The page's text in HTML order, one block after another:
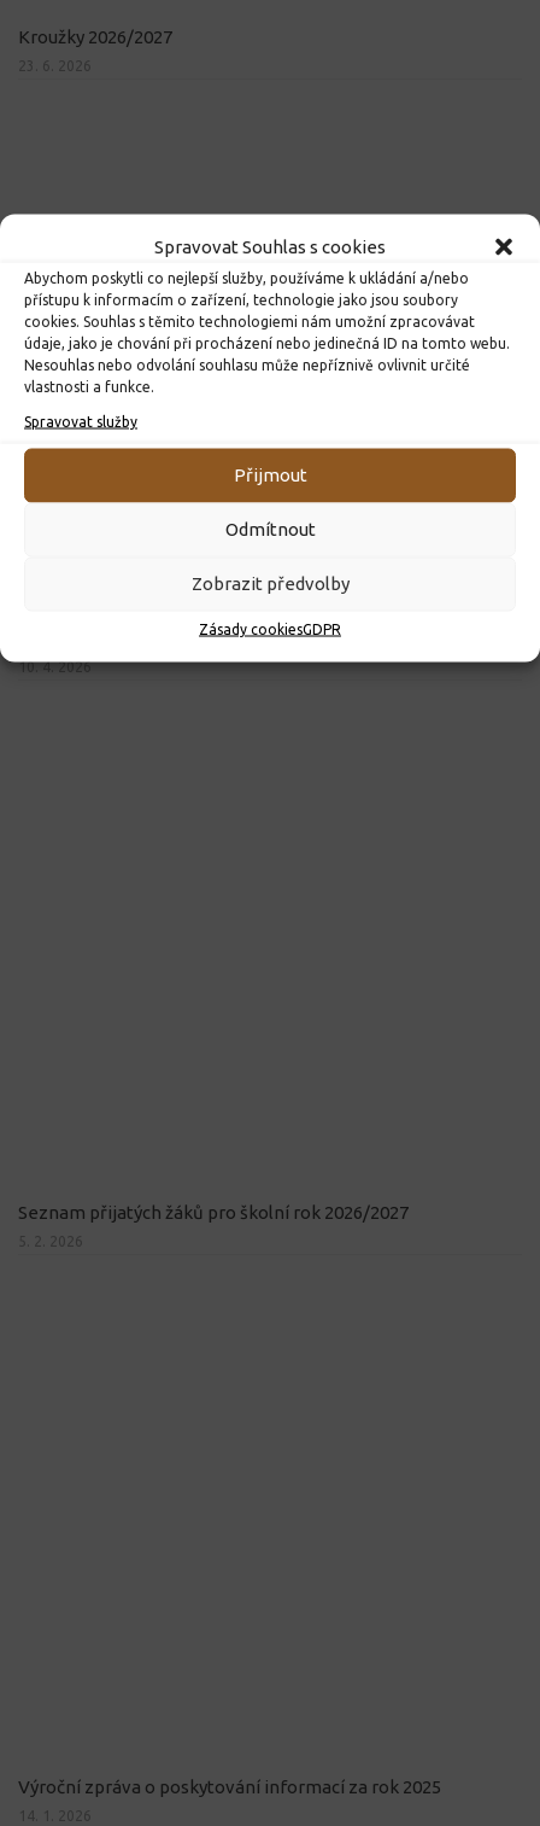
Spravovat Souhlas s cookies
Abychom poskytli co nejlepší služby, používáme k ukládání a/nebo
přístupu k informacím o zařízení, technologie jako jsou soubory
cookies. Souhlas s těmito technologiemi nám umožní zpracovávat
údaje, jako je chování při procházení nebo jedinečná ID na tomto webu.
Nesouhlas nebo odvolání souhlasu může nepříznivě ovlivnit určité
vlastnosti a funkce.
Spravovat služby
Přijmout
Odmítnout
Zobrazit předvolby
Zásady cookiesGDPR
Kroužky 2026/2027
23. 6. 2026
10. 4. 2026
Seznam přijatých žáků pro školní rok 2026/2027
5. 2. 2026
Výroční zpráva o poskytování informací za rok 2025
14. 1. 2026